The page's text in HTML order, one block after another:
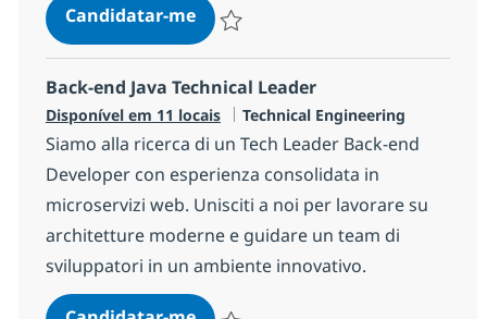
Candidatar-meJunior IT Consultant/Developer -
Back-end Java Technical Leader
Disponível em 11 locais Categoria
Technical Engineering
Siamo alla ricerca di un Tech Leader Back-end
Developer con esperienza consolidata in
microservizi web. Unisciti a noi per lavorare su
architetture moderne e guidare un team di
sviluppatori in un ambiente innovativo.